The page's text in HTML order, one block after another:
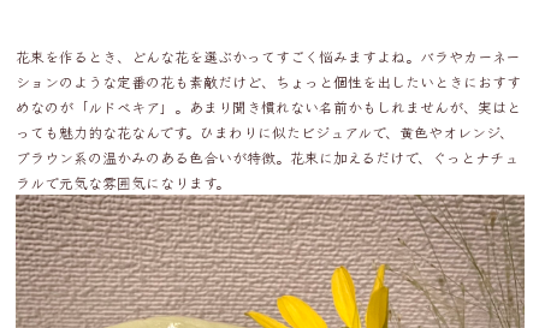
花束を作るとき、どんな花を選ぶかってすごく悩みますよね。バラやカーネー
ションのような定番の花も素敵だけど、ちょっと個性を出したいときにおすす
めなのが「ルドベキア」。あまり聞き慣れない名前かもしれませんが、実はと
っても魅力的な花なんです。ひまわりに似たビジュアルで、黄色やオレンジ、
ブラウン系の温かみのある色合いが特徴。花束に加えるだけで、ぐっとナチュ
ラルで元気な雰囲気になります。